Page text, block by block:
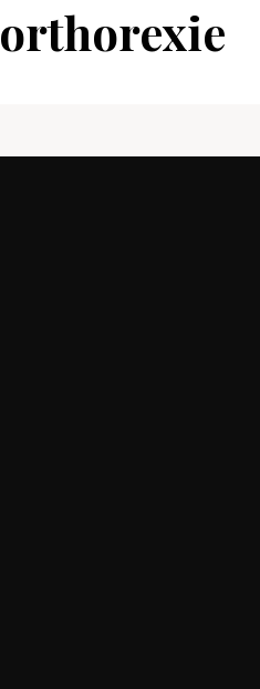
orthorexie